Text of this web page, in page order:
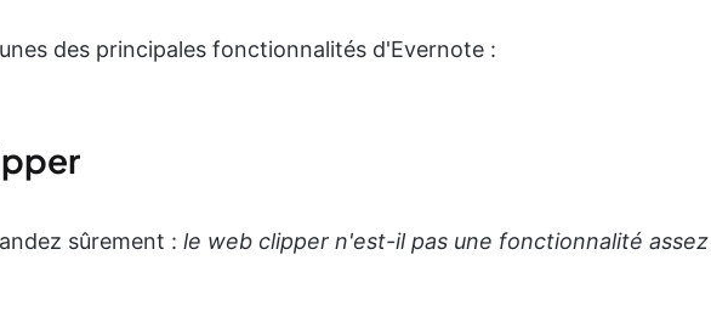
des principales fonctionnalités d'Evernote :
sûrement : le web clipper n'est-il pas une fonctionnalité assez